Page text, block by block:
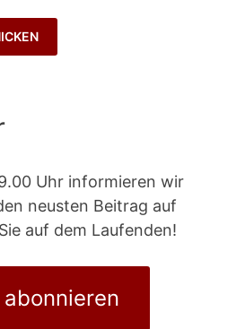
Uhr informieren wir
neusten Beitrag auf
auf dem Laufenden!